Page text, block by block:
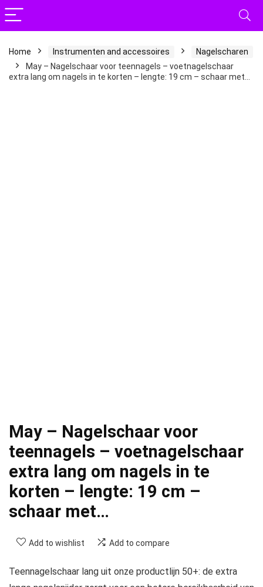
Home Instrumenten and accessoires
Nagelscharen
May – Nagelschaar voor teennagels – voetnagelschaar
extra lang om nagels in te korten – lengte: 19 cm – schaar met…
May – Nagelschaar voor
teennagels – voetnagelschaar
extra lang om nagels in te
korten – lengte: 19 cm –
schaar met…
Add to wishlist Add to compare
Teennagelschaar lang uit onze productlijn 50+: de extra